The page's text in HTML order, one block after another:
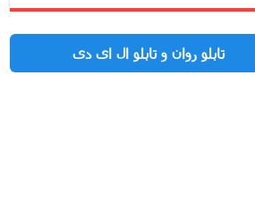
تابلو روان و تابلو ال ای دی